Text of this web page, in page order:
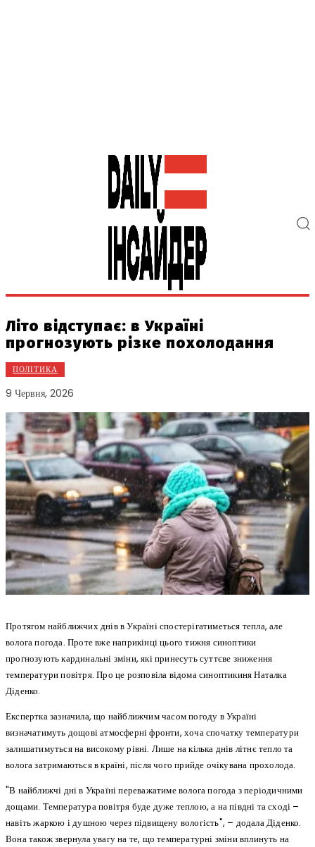
Літо відступає: в Україні
прогнозують різке похолодання
ПОЛІТИКА
9 Червня, 2026
Протягом найближчих днів в Україні спостерігатиметься тепла, але
волога погода. Проте вже наприкінці цього тижня синоптики
прогнозують кардинальні зміни, які принесуть суттєве зниження
температури повітря. Про це розповіла відома синоптикиня Наталка
Діденко.
Експертка зазначила, що найближчим часом погоду в Україні
визначатимуть дощові атмосферні фронти, хоча спочатку температури
залишатимуться на високому рівні. Лише на кілька днів літнє тепло та
волога затримаються в країні, після чого прийде очікувана прохолода.
"В найближчі дні в Україні переважатиме волога погода з періодичними
дощами. Температура повітря буде дуже теплою, а на півдні та сході –
навіть жаркою і душною через підвищену вологість", – додала Діденко.
Вона також звернула увагу на те, що температурні зміни вплинуть на